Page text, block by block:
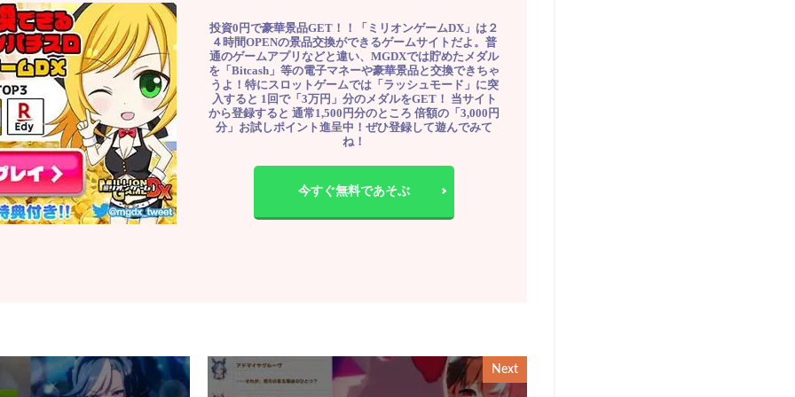
投資0円で豪華景品GET！！「ミリオンゲームDX」は２
４時間OPENの景品交換ができるゲームサイトだよ。普
通のゲームアプリなどと違い、MGDXでは貯めたメダル
を「Bitcash」等の電子マネーや豪華景品と交換できちゃ
うよ！特にスロットゲームでは「ラッシュモード」に突
入すると 1回で「3万円」分のメダルをGET！ 当サイト
から登録すると 通常1,500円分のところ 倍額の「3,000円
分」お試しポイント進呈中！ぜひ登録して遊んでみて
ね！
今すぐ無料であそぶ
Next